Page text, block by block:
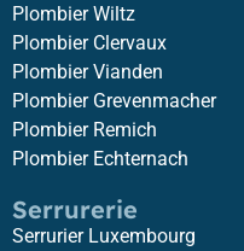
Plombier Wiltz
Plombier Clervaux
Plombier Vianden
Plombier Grevenmacher
Plombier Remich
Plombier Echternach
Serrurerie
Serrurier Luxembourg